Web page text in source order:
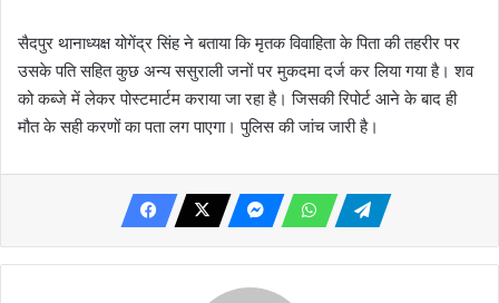
सैदपुर थानाध्यक्ष योगेंद्र सिंह ने बताया कि मृतक विवाहिता के पिता की तहरीर पर
उसके पति सहित कुछ अन्य ससुराली जनों पर मुकदमा दर्ज कर लिया गया है। शव
को कब्जे में लेकर पोस्टमार्टम कराया जा रहा है। जिसकी रिपोर्ट आने के बाद ही
मौत के सही करणों का पता लग पाएगा। पुलिस की जांच जारी है।